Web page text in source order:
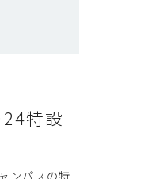
特設
ンパスの特